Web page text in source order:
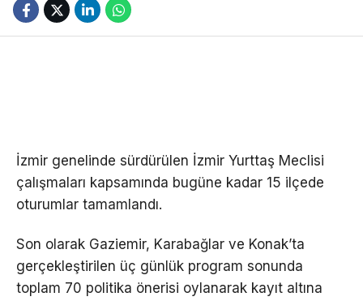
İzmir genelinde sürdürülen İzmir Yurttaş Meclisi
çalışmaları kapsamında bugüne kadar 15 ilçede
oturumlar tamamlandı.
Son olarak Gaziemir, Karabağlar ve Konak’ta
gerçekleştirilen üç günlük program sonunda
toplam 70 politika önerisi oylanarak kayıt altına